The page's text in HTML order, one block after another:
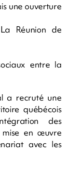
une ouverture
Réunion de
entre la
a recruté une
québécois
des
mise en œuvre
avec les